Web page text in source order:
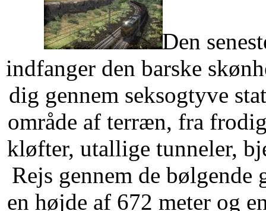
Den
indfanger den barske
dig gennem seksogtyve
område af terræn, fra
kløfter, utallige tunneler,
Rejs gennem de
en højde af 672 meter og